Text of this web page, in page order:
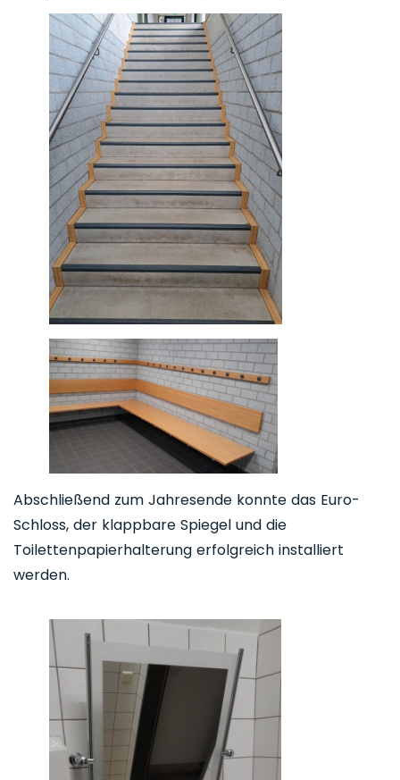
Abschließend zum Jahresende konnte das Euro-
Schloss, der klappbare Spiegel und die
Toilettenpapierhalterung erfolgreich installiert
werden.